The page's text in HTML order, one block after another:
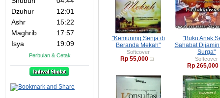
"Kemuning Senja di
Beranda Mekah"
Softcover
Rp 55,000
"Buku Anak
Sahabat
Surga"
Softcover
Rp 265,000